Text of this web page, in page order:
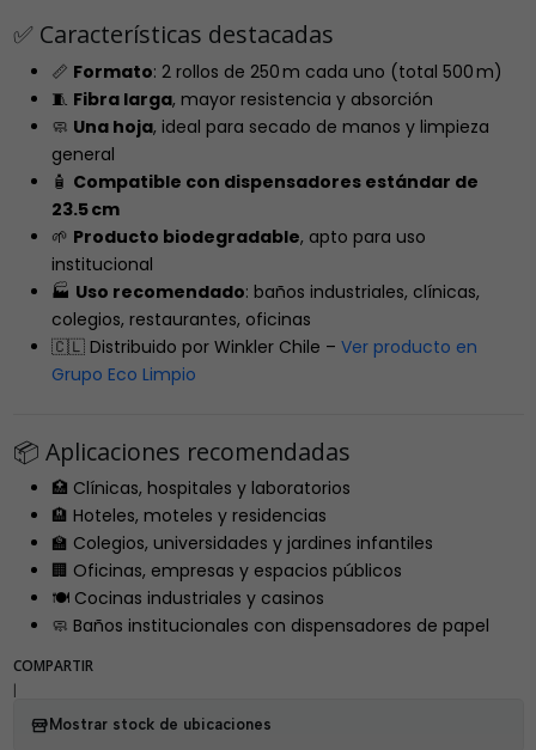
✅ Características destacadas
📏 Formato: 2 rollos de 250 m cada uno (total 500 m)
🧵 Fibra larga, mayor resistencia y absorción
🧼 Una hoja, ideal para secado de manos y limpieza
general
🧴 Compatible con dispensadores estándar de
23.5 cm
🌱 Producto biodegradable, apto para uso
institucional
🏭 Uso recomendado: baños industriales, clínicas,
colegios, restaurantes, oficinas
🇨🇱 Distribuido por Winkler Chile – Ver producto en
Grupo Eco Limpio
📦 Aplicaciones recomendadas
🏥 Clínicas, hospitales y laboratorios
🏨 Hoteles, moteles y residencias
🏫 Colegios, universidades y jardines infantiles
🏢 Oficinas, empresas y espacios públicos
🍽️ Cocinas industriales y casinos
🧼 Baños institucionales con dispensadores de papel
COMPARTIR
Mostrar stock de ubicaciones